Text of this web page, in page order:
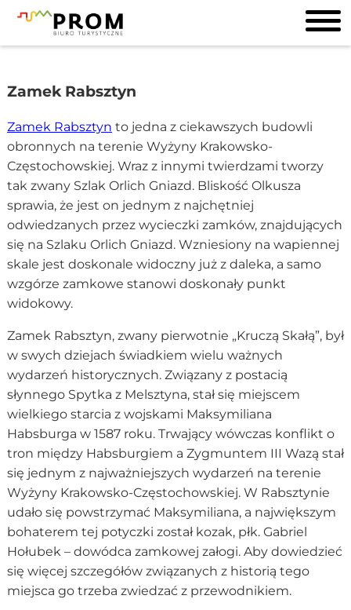
Zamek Rabsztyn
Zamek Rabsztyn to jedna z ciekawszych budowli
obronnych na terenie Wyżyny Krakowsko-
Częstochowskiej. Wraz z innymi twierdzami tworzy
tak zwany Szlak Orlich Gniazd. Bliskość Olkusza
sprawia, że jest on jednym z najchętniej
odwiedzanych przez wycieczki zamków, znajdujących
się na Szlaku Orlich Gniazd. Wzniesiony na wapiennej
skale jest doskonale widoczny już z daleka, a samo
wzgórze zamkowe stanowi doskonały punkt
widokowy.
Zamek Rabsztyn, zwany pierwotnie „Kruczą Skałą”, był
w swych dziejach świadkiem wielu ważnych
wydarzeń historycznych. Związany z postacią
słynnego Spytka z Melsztyna, stał się miejscem
wielkiego starcia z wojskami Maksymiliana
Habsburga w 1587 roku. Trwający wówczas konflikt o
tron między Habsburgiem a Zygmuntem III Wazą stał
się jednym z najważniejszych wydarzeń na terenie
Wyżyny Krakowsko-Częstochowskiej. W Rabsztynie
udało się powstrzymać Maksymiliana, a największym
bohaterem tej potyczki został kozak, płk. Gabriel
Hołubek – dowódca zamkowej załogi. Aby dowiedzieć
się więcej szczegółów związanych z historią tego
miejsca go trzeba zwiedzać z przewodnikiem.